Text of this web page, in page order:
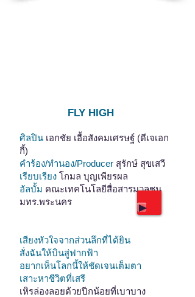
FLY HIGH
ศิลปิน เอกชัย เอื้อสังคมเศรษฐ์ (ดีเจเอก
กี้)
คำร้อง/ทำนอง/Producer สุรักษ์ สุขเสวี
เรียบเรียง โกมล บุญเพียรผล
อัลบั้ม คณะเทคโนโลยีสื่อสารมวลชน
มทร.พระนคร
เสียงหัวใจจากส่วนลึกที่ได้ยิน
สั่งฉันให้บินสู่ฟากฟ้า
อยากเห็นโลกนี้ให้ชัดเจนเต็มตา
เสาะหาชีวิตที่เสรี
เหิรล่องลอยด้วยปีกน้อยที่เบาบาง